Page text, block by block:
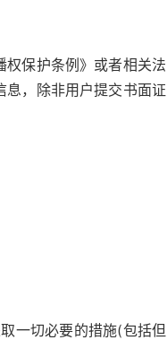
权保护条例》或者相关法
，除非用户提交书面证
一切必要的措施(包括但